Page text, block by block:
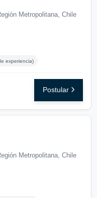
Metropolitana, Chile
experiencia)
Postular
Metropolitana, Chile